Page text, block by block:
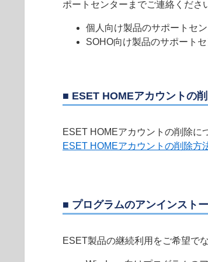
ポートセンターまでご連絡くださ
個人向け製品のサポートセ
SOHO向け製品のサポート
■ ESET HOMEアカウントの
ESET HOMEアカウントの削除に
ESET HOMEアカウントの削除方
■ プログラムのアンインスト
ESET製品の継続利用をご希望で